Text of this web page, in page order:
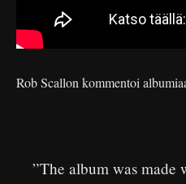
Rob Scallon kommentoi
”The album was made